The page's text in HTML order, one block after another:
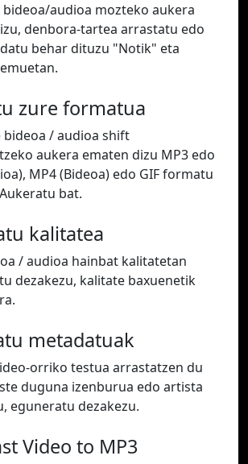
bideoa/audioa mozteko aukera
denbora-tartea arrastatu edo
behar dituzu "Notik" eta
zure formatua
bideoa / audioa shift
aukera ematen dizu MP3 edo
MP4 (Bideoa) edo GIF formatu
bat.
kalitatea
/ audioa hainbat kalitatetan
dezakezu, kalitate baxuenetik
metadatuak
orriko testua arrastatzen du
duguna izenburua edo artista
eguneratu dezakezu.
Video to MP3